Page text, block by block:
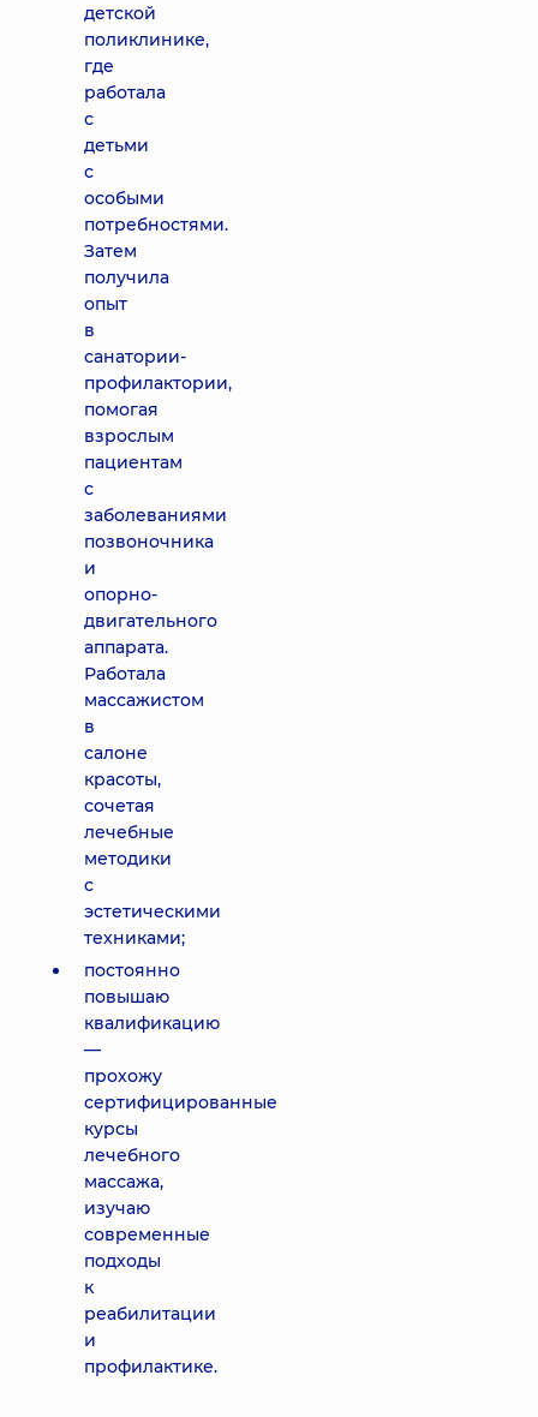
детской
поликлинике,
где
работала
с
детьми
с
особыми
потребностями.
Затем
получила
опыт
в
санатории-
профилактории,
помогая
взрослым
пациентам
с
заболеваниями
позвоночника
и
опорно-
двигательного
аппарата.
Работала
массажистом
в
салоне
красоты,
сочетая
лечебные
методики
с
эстетическими
техниками;
постоянно
повышаю
квалификацию
—
прохожу
сертифицированные
курсы
лечебного
массажа,
изучаю
современные
подходы
к
реабилитации
и
профилактике.